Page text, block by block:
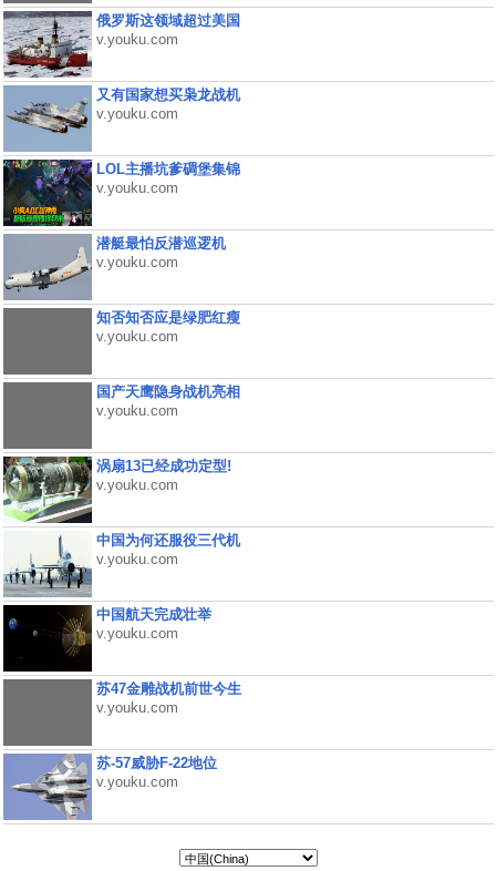
俄罗斯这领域超过美国
v.youku.com
又有国家想买枭龙战机
v.youku.com
LOL主播坑爹碉堡集锦
v.youku.com
潜艇最怕反潜巡逻机
v.youku.com
知否知否应是绿肥红瘦
v.youku.com
国产天鹰隐身战机亮相
v.youku.com
涡扇13已经成功定型!
v.youku.com
中国为何还服役三代机
v.youku.com
中国航天完成壮举
v.youku.com
苏47金雕战机前世今生
v.youku.com
苏-57威胁F-22地位
v.youku.com